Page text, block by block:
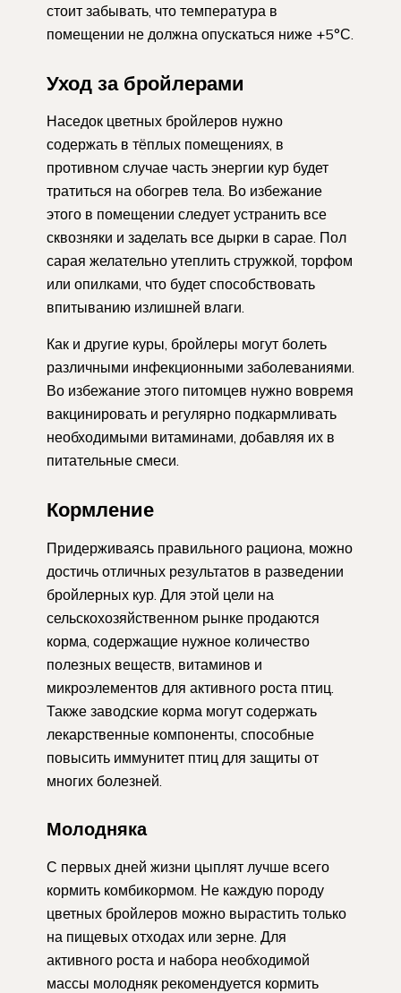
стоит забывать, что температура в
помещении не должна опускаться ниже +5°С.
Уход за бройлерами
Наседок цветных бройлеров нужно
содержать в тёплых помещениях, в
противном случае часть энергии кур будет
тратиться на обогрев тела. Во избежание
этого в помещении следует устранить все
сквозняки и заделать все дырки в сарае. Пол
сарая желательно утеплить стружкой, торфом
или опилками, что будет способствовать
впитыванию излишней влаги.
Как и другие куры, бройлеры могут болеть
различными инфекционными заболеваниями.
Во избежание этого питомцев нужно вовремя
вакцинировать и регулярно подкармливать
необходимыми витаминами, добавляя их в
питательные смеси.
Кормление
Придерживаясь правильного рациона, можно
достичь отличных результатов в разведении
бройлерных кур. Для этой цели на
сельскохозяйственном рынке продаются
корма, содержащие нужное количество
полезных веществ, витаминов и
микроэлементов для активного роста птиц.
Также заводские корма могут содержать
лекарственные компоненты, способные
повысить иммунитет птиц для защиты от
многих болезней.
Молодняка
С первых дней жизни цыплят лучше всего
кормить комбикормом. Не каждую породу
цветных бройлеров можно вырастить только
на пищевых отходах или зерне. Для
активного роста и набора необходимой
массы молодняк рекомендуется кормить